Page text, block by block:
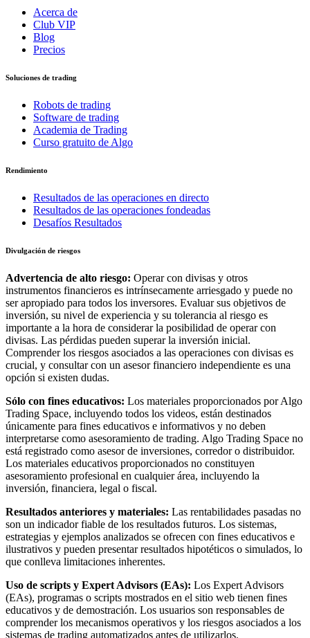
Acerca de
Club VIP
Blog
Precios
Soluciones de trading
Robots de trading
Software de trading
Academia de Trading
Curso gratuito de Algo
Rendimiento
Resultados de las operaciones en directo
Resultados de las operaciones fondeadas
Desafíos Resultados
Divulgación de riesgos
Advertencia de alto riesgo: Operar con divisas y otros
instrumentos financieros es intrínsecamente arriesgado y puede no
ser apropiado para todos los inversores. Evaluar sus objetivos de
inversión, su nivel de experiencia y su tolerancia al riesgo es
importante a la hora de considerar la posibilidad de operar con
divisas. Las pérdidas pueden superar la inversión inicial.
Comprender los riesgos asociados a las operaciones con divisas es
crucial, y consultar con un asesor financiero independiente es una
opción si existen dudas.
Sólo con fines educativos: Los materiales proporcionados por Algo
Trading Space, incluyendo todos los videos, están destinados
únicamente para fines educativos e informativos y no deben
interpretarse como asesoramiento de trading. Algo Trading Space no
está registrado como asesor de inversiones, corredor o distribuidor.
Los materiales educativos proporcionados no constituyen
asesoramiento profesional en cualquier área, incluyendo la
inversión, financiera, legal o fiscal.
Resultados anteriores y materiales: Las rentabilidades pasadas no
son un indicador fiable de los resultados futuros. Los sistemas,
estrategias y ejemplos analizados se ofrecen con fines educativos e
ilustrativos y pueden presentar resultados hipotéticos o simulados, lo
que conlleva limitaciones inherentes.
Uso de scripts y Expert Advisors (EAs): Los Expert Advisors
(EAs), programas o scripts mostrados en el sitio web tienen fines
educativos y de demostración. Los usuarios son responsables de
comprender los mecanismos operativos y los riesgos asociados a los
sistemas de trading automatizados antes de utilizarlos.